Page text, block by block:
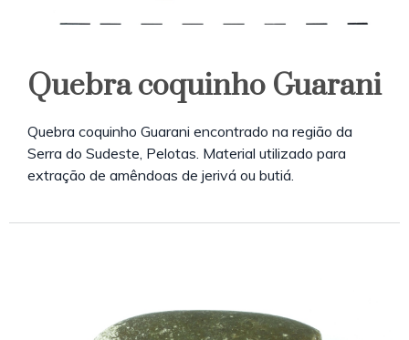
Quebra coquinho Guarani
Quebra coquinho Guarani encontrado na região da
Serra do Sudeste, Pelotas. Material utilizado para
extração de amêndoas de jerivá ou butiá.